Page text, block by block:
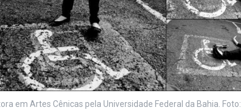
em Artes Cênicas pela Universidade Federal da Bahia. Foto: